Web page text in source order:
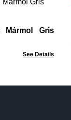
Mármol Gris
See Details